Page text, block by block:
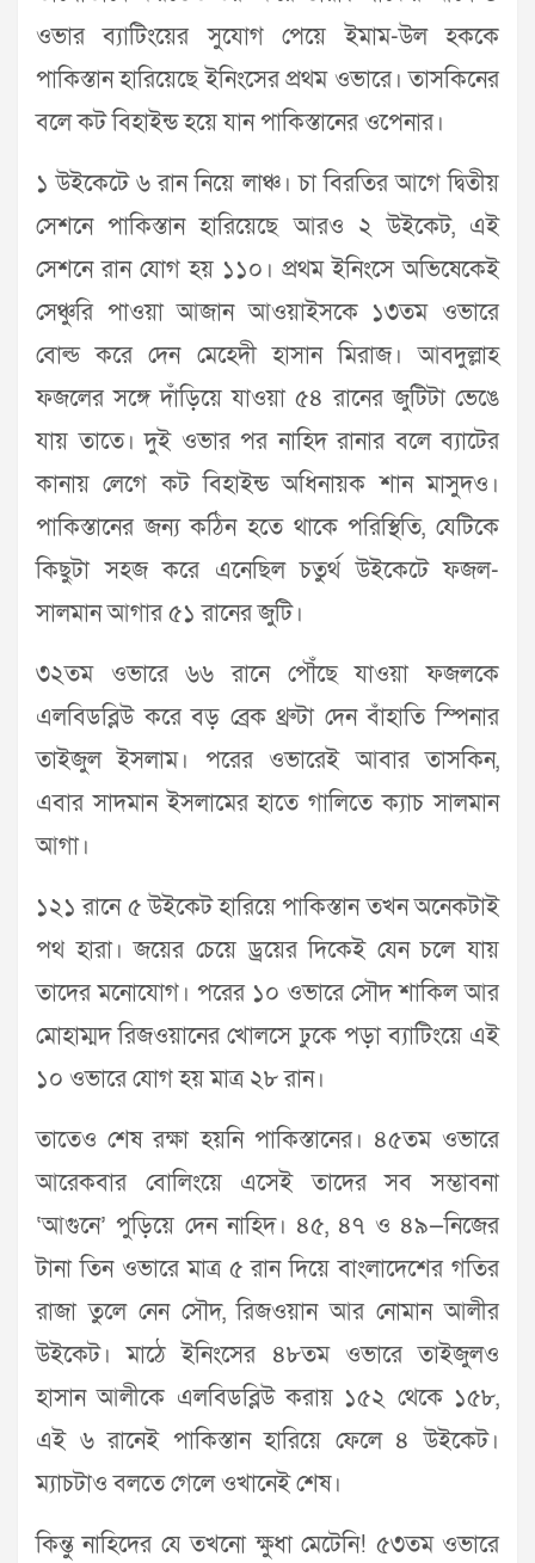
ওভার ব্যাটিংয়ের সুযোগ পেয়ে ইমাম-উল হককে
পাকিস্তান হারিয়েছে ইনিংসের প্রথম ওভারে। তাসকিনের
বলে কট বিহাইন্ড হয়ে যান পাকিস্তানের ওপেনার।
১ উইকেটে ৬ রান নিয়ে লাঞ্চ। চা বিরতির আগে দ্বিতীয়
সেশনে পাকিস্তান হারিয়েছে আরও ২ উইকেট, এই
সেশনে রান যোগ হয় ১১০। প্রথম ইনিংসে অভিষেকেই
সেঞ্চুরি পাওয়া আজান আওয়াইসকে ১৩তম ওভারে
বোল্ড করে দেন মেহেদী হাসান মিরাজ। আবদুল্লাহ
ফজলের সঙ্গে দাঁড়িয়ে যাওয়া ৫৪ রানের জুটিটা ভেঙে
যায় তাতে। দুই ওভার পর নাহিদ রানার বলে ব্যাটের
কানায় লেগে কট বিহাইন্ড অধিনায়ক শান মাসুদও।
পাকিস্তানের জন্য কঠিন হতে থাকে পরিস্থিতি, যেটিকে
কিছুটা সহজ করে এনেছিল চতুর্থ উইকেটে ফজল-
সালমান আগার ৫১ রানের জুটি।
৩২তম ওভারে ৬৬ রানে পৌঁছে যাওয়া ফজলকে
এলবিডব্লিউ করে বড় ব্রেক থ্রুটা দেন বাঁহাতি স্পিনার
তাইজুল ইসলাম। পরের ওভারেই আবার তাসকিন,
এবার সাদমান ইসলামের হাতে গালিতে ক্যাচ সালমান
আগা।
১২১ রানে ৫ উইকেট হারিয়ে পাকিস্তান তখন অনেকটাই
পথ হারা। জয়ের চেয়ে ড্রয়ের দিকেই যেন চলে যায়
তাদের মনোযোগ। পরের ১০ ওভারে সৌদ শাকিল আর
মোহাম্মদ রিজওয়ানের খোলসে ঢুকে পড়া ব্যাটিংয়ে এই
১০ ওভারে যোগ হয় মাত্র ২৮ রান।
তাতেও শেষ রক্ষা হয়নি পাকিস্তানের। ৪৫তম ওভারে
আরেকবার বোলিংয়ে এসেই তাদের সব সম্ভাবনা
‘আগুনে’ পুড়িয়ে দেন নাহিদ। ৪৫, ৪৭ ও ৪৯—নিজের
টানা তিন ওভারে মাত্র ৫ রান দিয়ে বাংলাদেশের গতির
রাজা তুলে নেন সৌদ, রিজওয়ান আর নোমান আলীর
উইকেট। মাঠে ইনিংসের ৪৮তম ওভারে তাইজুলও
হাসান আলীকে এলবিডব্লিউ করায় ১৫২ থেকে ১৫৮,
এই ৬ রানেই পাকিস্তান হারিয়ে ফেলে ৪ উইকেট।
ম্যাচটাও বলতে গেলে ওখানেই শেষ।
কিন্তু নাহিদের যে তখনো ক্ষুধা মেটেনি! ৫৩তম ওভারে